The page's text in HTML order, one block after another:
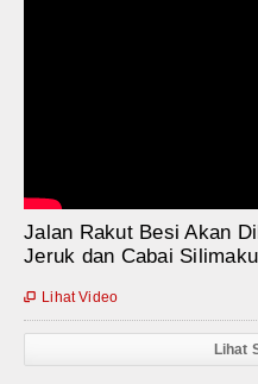
Jalan Rakut Besi Akan
Jeruk dan Cabai
 Lihat Video
Lihat